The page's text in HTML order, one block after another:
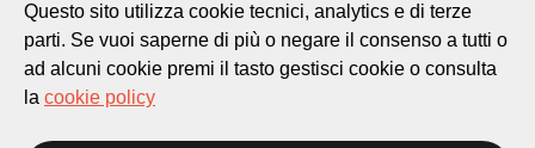
Questo sito utilizza cookie tecnici, analytics e di terze
parti. Se vuoi saperne di più o negare il consenso a tutti o
ad alcuni cookie premi il tasto gestisci cookie o consulta
la cookie policy